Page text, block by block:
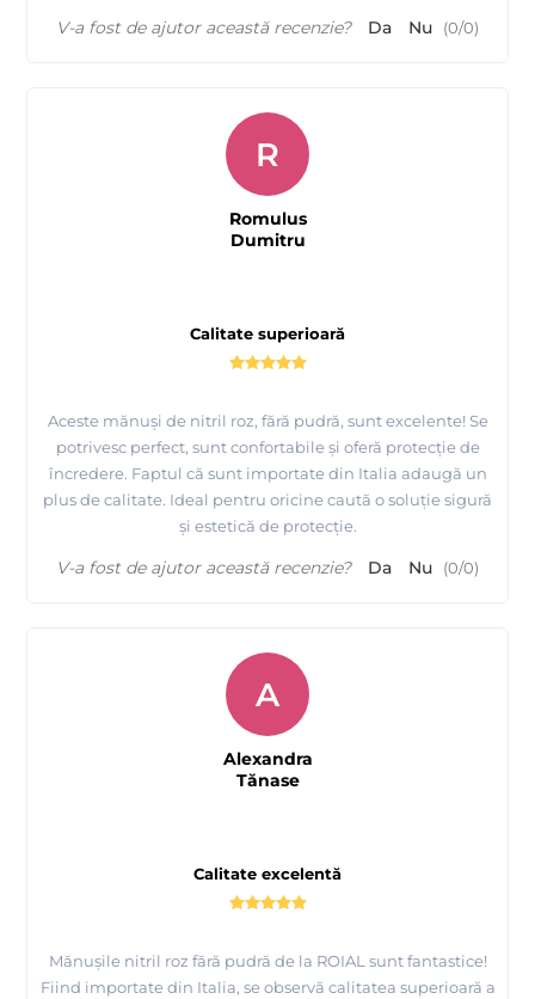
V-a fost de ajutor această recenzie? Da Nu (0/0)
Calitate superioară
Aceste mănuși de nitril roz, fără pudră, sunt excelente! Se
potrivesc perfect, sunt confortabile și oferă protecție de
încredere. Faptul că sunt importate din Italia adaugă un
plus de calitate. Ideal pentru oricine caută o soluție sigură
și estetică de protecție.
R
Romulus
Dumitru
V-a fost de ajutor această recenzie? Da Nu (0/0)
Calitate excelentă
Mănușile nitril roz fără pudră de la ROIAL sunt fantastice!
Fiind importate din Italia, se observă calitatea superioară a
A
Alexandra
Tănase